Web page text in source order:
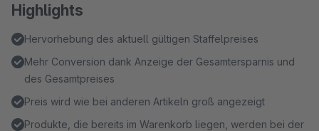
Highlights
Hervorhebung des aktuell gültigen Staffelpreises
Mehr Conversion dank Anzeige der Gesamtersparnis und
des Gesamtpreises
Preis wird wie bei anderen Artikeln groß angezeigt
Produkte, die bereits im Warenkorb liegen, werden bei der